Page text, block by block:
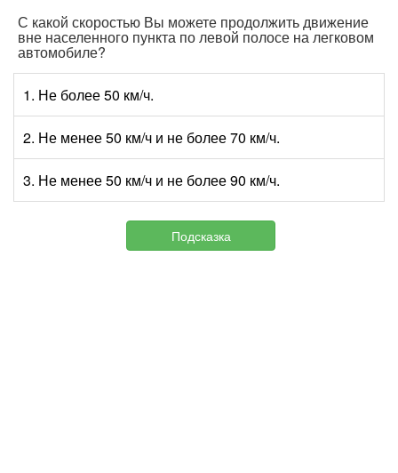
С какой скоростью Вы можете продолжить движение
вне населенного пункта по левой полосе на легковом
автомобиле?
1. Не более 50 км/ч.
2. Не менее 50 км/ч и не более 70 км/ч.
3. Не менее 50 км/ч и не более 90 км/ч.
Подсказка